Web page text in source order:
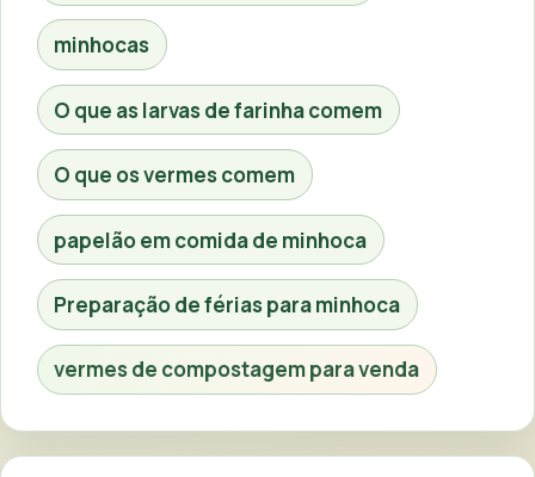
minhocas
O que as larvas de farinha comem
O que os vermes comem
papelão em comida de minhoca
Preparação de férias para minhoca
vermes de compostagem para venda